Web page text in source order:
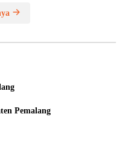
Pemalang